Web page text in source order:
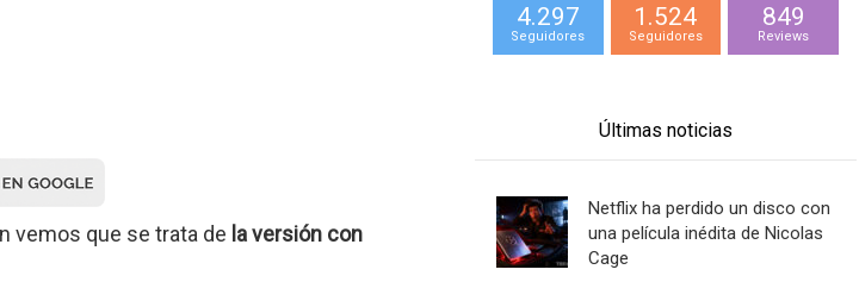
vemos que se trata de la versión con
4.297
Seguidores
1.524
Seguidores
849
Reviews
Últimas noticias
Netflix ha perdido un disco con
una película inédita de Nicolas
Cage